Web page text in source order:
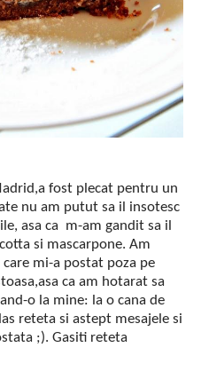
fost plecat pentru un
nu am putut sa il insotesc
asa ca m-am gandit sa il
si mascarpone. Am
mi-a postat poza pe
ca am hotarat sa
o la mine: la o cana de
reteta si astept mesajele si
;). Gasiti reteta